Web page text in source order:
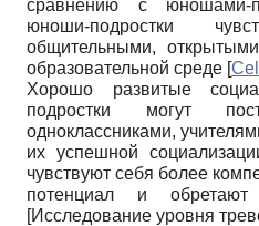
сравнению с юношами-
юноши-подростки
общительными,
образовательной среде [
Хорошо развитые
подростки могут
одноклассниками,
их успешной
чувствуют себя более
потенциал и
[Исследование уровня